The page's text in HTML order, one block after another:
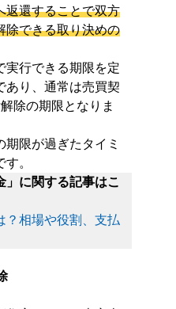
返還することで双方
除できる取り決めの
実行できる期限を定
あり、通常は売買契
除の期限となりま
限が過ぎたタイミ
。
」に関する記事はこ
？相場や役割、支払